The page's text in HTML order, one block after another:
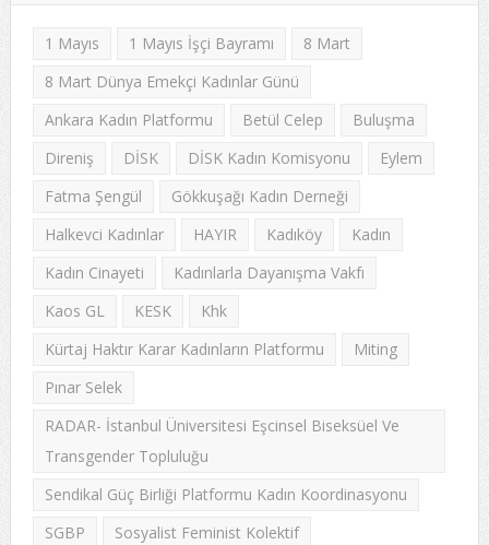
1 Mayıs 1 Mayıs İşçi Bayramı
8 Mart
8 Mart Dünya Emekçi Kadınlar Günü
Ankara Kadın Platformu
Betül Celep
Buluşma
Direniş
DİSK DİSK Kadın Komisyonu
Eylem
Fatma Şengül
Gökkuşağı Kadın Derneği
Halkevci Kadınlar
HAYIR Kadıköy
Kadın
Kadın Cinayeti
Kadınlarla Dayanışma Vakfı
Kaos GL
KESK
Khk
Kürtaj Haktır Karar Kadınların Platformu
Miting
Pınar Selek
RADAR- İstanbul Üniversitesi Eşcinsel Biseksüel Ve
Transgender Topluluğu
Sendikal Güç Birliği Platformu Kadın Koordinasyonu
SGBP
Sosyalist Feminist Kolektif